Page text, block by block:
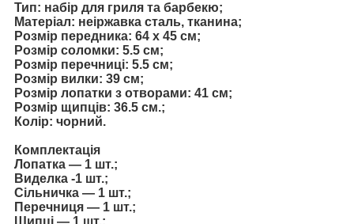
Тип: набір для гриля та барбекю;
Матеріал: неіржавка сталь, тканина;
Розмір передника: 64 х 45 см;
Розмір соломки: 5.5 см;
Розмір перечниці: 5.5 см;
Розмір вилки: 39 см;
Розмір лопатки з отворами: 41 см;
Розмір щипців: 36.5 см.;
Колір: чорний.
Комплектація
Лопатка — 1 шт.;
Виделка -1 шт.;
Сільничка — 1 шт.;
Перечниця — 1 шт.;